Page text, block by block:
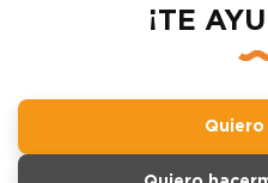
¡TE